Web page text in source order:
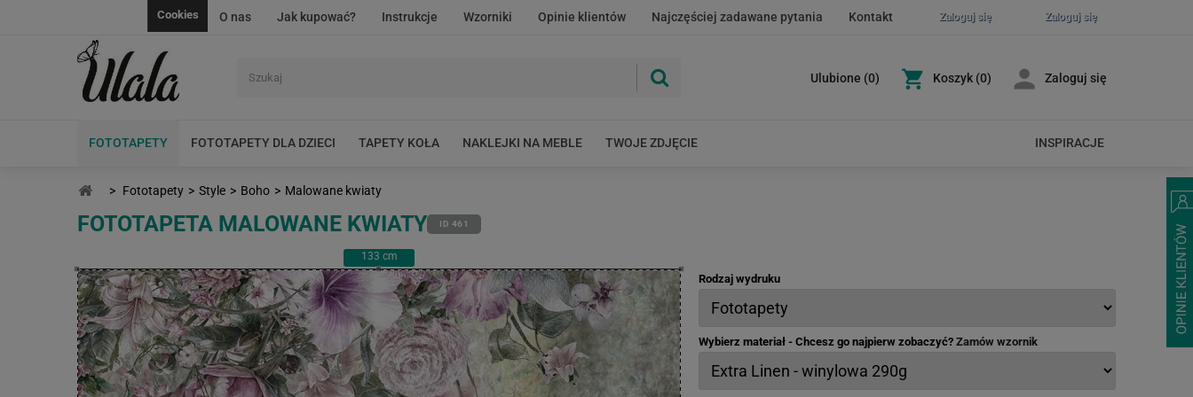
Zaloguj się
Zaloguj się
O nas Jak kupować? Instrukcje Wzorniki Opinie klientów Najczęściej zadawane pytania Kontakt
Cookies
Ulubione (0) Koszyk (0) Zaloguj się
FOTOTAPETY FOTOTAPETY DLA DZIECI TAPETY KOŁA NAKLEJKI NA MEBLE TWOJE ZDJĘCIE INSPIRACJE
> Fototapety > Style > Boho > Malowane kwiaty
FOTOTAPETA MALOWANE KWIATY ID 461
133 cm
Rodzaj wydruku
Wybierz materiał - Chcesz go najpierw zobaczyć? Zamów wzornik